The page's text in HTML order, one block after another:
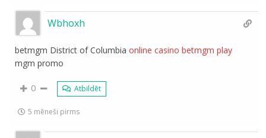
Wbhoxh
betmgm District of Columbiaonline casino betmgm play
mgm promo
0 Atbildēt
5 mēneši pirms